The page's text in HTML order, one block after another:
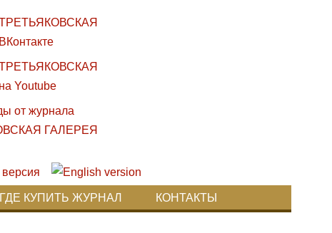
ГДЕ КУПИТЬ ЖУРНАЛ КОНТАКТЫ